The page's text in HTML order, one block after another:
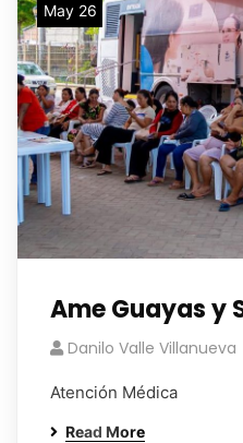
May 26
Ame Guayas y
Danilo Valle Villanueva
Atención Médica
Read More